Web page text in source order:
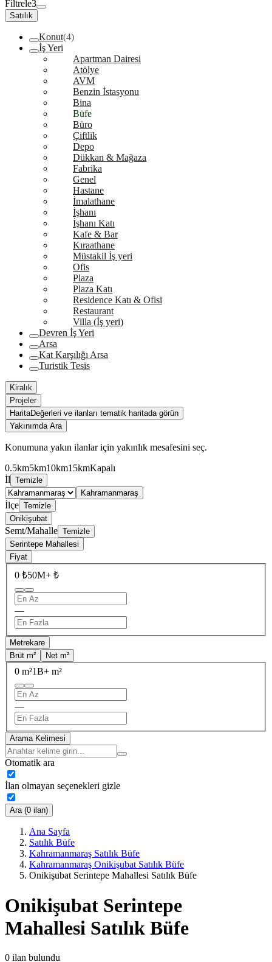
Filtrele3
Satılık
Konut(4)
İş Yeri
Apartman Dairesi
Atölye
AVM
Benzin İstasyonu
Bina
Büfe
Büro
Çiftlik
Depo
Dükkan & Mağaza
Fabrika
Genel
Hastane
İmalathane
İşhanı
İşhanı Katı
Kafe & Bar
Kıraathane
Müstakil İş yeri
Ofis
Plaza
Plaza Katı
Residence Katı & Ofisi
Restaurant
Villa (İş yeri)
Devren İş Yeri
Arsa
Kat Karşılığı Arsa
Turistik Tesis
Kiralık
Projeler
HaritaDeğerleri ve ilanları tematik haritada görün
Yakınımda Ara
Konumuna yakın ilanlar için yakınlık mesafesini seç.
0.5km5km10km15kmKapalı
İl Temizle
Kahramanmaraş
İlçe Temizle
Onikişubat
Semt/Mahalle Temizle
Serintepe Mahallesi
Fiyat
0 ₺50M+ ₺
—
Metrekare
Brüt m²
Net m²
0 m²1B+ m²
—
Arama Kelimesi
Otomatik ara
İlan olmayan seçenekleri gizle
Ara (0 ilan)
Ana Sayfa
Satılık Büfe
Kahramanmaraş Satılık Büfe
Kahramanmaraş Onikişubat Satılık Büfe
Onikişubat Serintepe Mahallesi Satılık Büfe
Onikişubat Serintepe
Mahallesi Satılık Büfe
0 ilan bulundu